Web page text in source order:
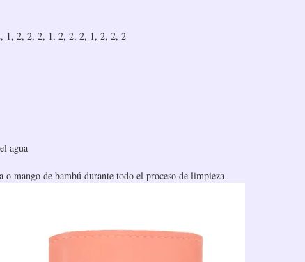
1, 2, 2, 2, 1, 2, 2, 2, 1, 2, 2, 2
agua
mango de bambú durante todo el proceso de limpieza